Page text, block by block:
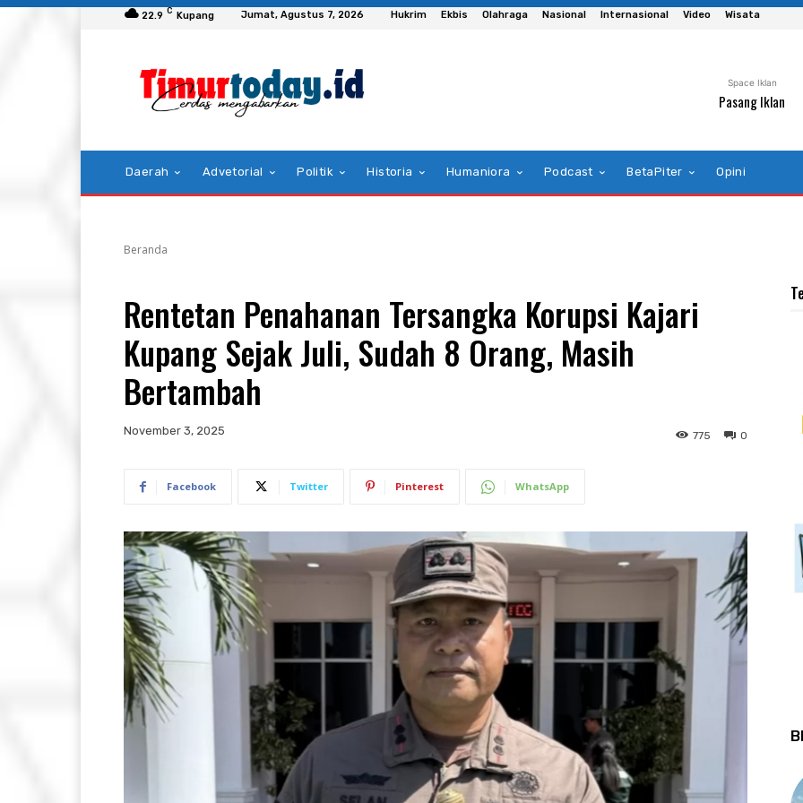
22.9 C Kupang Jumat, Agustus 7, 2026 Hukrim Ekbis Olahraga Nasional Internasional Video Wisata
Space Iklan
Pasang Iklan
Daerah Advetorial Politik Historia Humaniora Podcast BetaPiter Opini
Beranda
Rentetan Penahanan Tersangka Korupsi Kajari
Kupang Sejak Juli, Sudah 8 Orang, Masih
Bertambah
November 3, 2025 0
775
Facebook Twitter Pinterest WhatsApp